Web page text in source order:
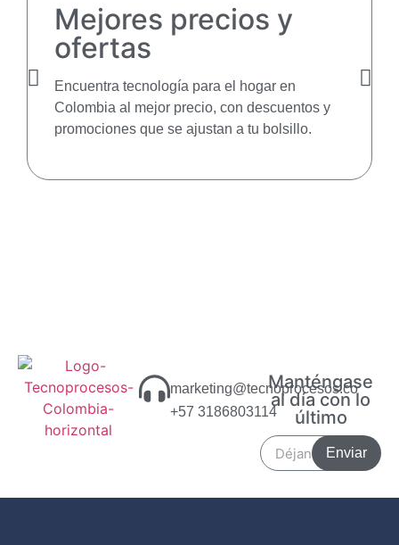
Mejores precios y
ofertas
Encuentra tecnología para el hogar en
Colombia al mejor precio, con descuentos y
promociones que se ajustan a tu bolsillo.
marketing@tecnoprocesos.co
+57 3186803114
Manténgase
al día con lo
último
Enviar